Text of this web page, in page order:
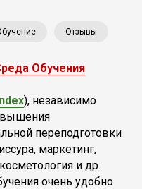
Отзывы
Обучения
), независимо
переподготовки
маркетинг,
и др.
очень удобно